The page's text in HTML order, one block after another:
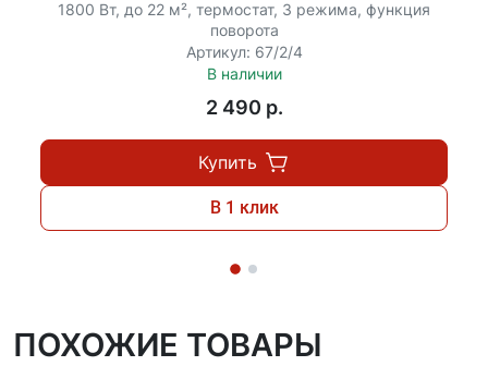
1800 Вт, до 22 м², термостат, 3 режима, функция
поворота
Артикул: 67/2/4
В наличии
2 490 p.
Купить
В 1 клик
ПОХОЖИЕ ТОВАРЫ